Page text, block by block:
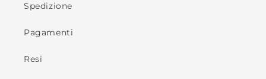
Spedizione
Pagamenti
Resi